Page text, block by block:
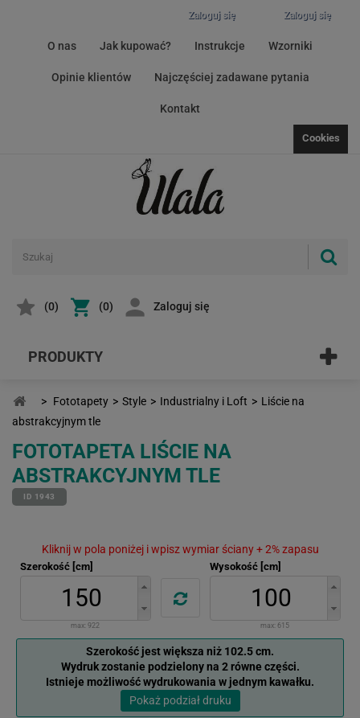
Zaloguj się
Zaloguj się
O nas Jak kupować? Instrukcje Wzorniki
Opinie klientów Najczęściej zadawane pytania
Kontakt
Cookies
(0) (0) Zaloguj się
PRODUKTY
> Fototapety > Style > Industrialny i Loft > Liście na
abstrakcyjnym tle
FOTOTAPETA LIŚCIE NA
ABSTRAKCYJNYM TLE
ID 1943
Kliknij w pola poniżej i wpisz wymiar ściany + 2% zapasu
Szerokość [cm]
max: 922
Wysokość [cm]
max: 615
Szerokość jest większa niż 102.5 cm.
Wydruk zostanie podzielony na 2 równe części.
Istnieje możliwość wydrukowania w jednym kawałku.
Pokaż podział druku